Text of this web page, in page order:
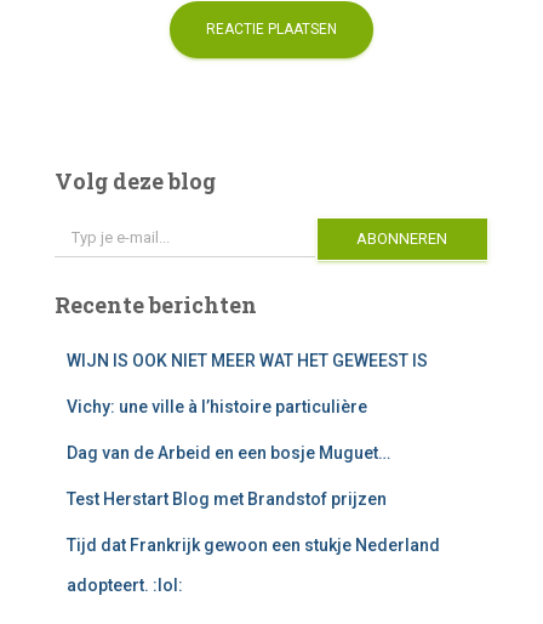
Volg deze blog
ABONNEREN
Recente berichten
WIJN IS OOK NIET MEER WAT HET GEWEEST IS
Vichy: une ville à l’histoire particulière
Dag van de Arbeid en een bosje Muguet…
Test Herstart Blog met Brandstof prijzen
Tijd dat Frankrijk gewoon een stukje Nederland
adopteert. :lol: